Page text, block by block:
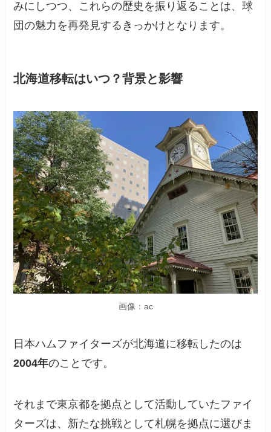
みにしつつ、これらの歴史を振り返ることは、球
団の魅力を再発見するきっかけとなります。
北海道移転はいつ？背景と影響
画像：ac
日本ハムファイターズが北海道に移転したのは
2004年のことです。
それまで東京都を拠点として活動していたファイ
ターズは、新たな挑戦として札幌を拠点に​​選びま